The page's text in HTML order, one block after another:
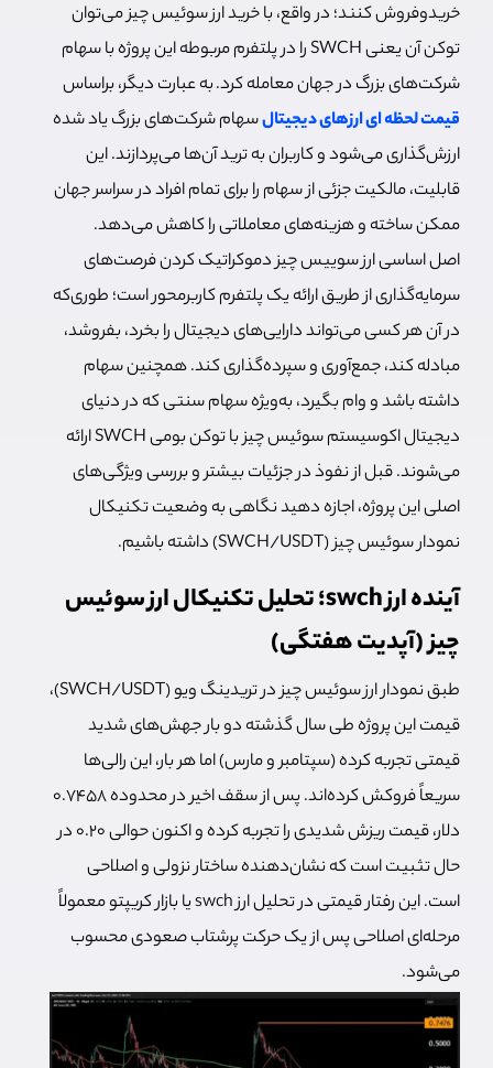
خریدوفروش کنند؛ در واقع، با خرید ارز سوئیس چیز می‌توان
توکن آن یعنی SWCH را در پلتفرم مربوطه این پروژه با سهام
شرکت‌های بزرگ در جهان معامله کرد.به عبارت دیگر، براساس
قیمت لحظه ای ارزهای دیجیتالسهام شرکت‌های بزرگ یاد شده
ارزش‌گذاری می‌شود و کاربران به ترید آن‌ها می‌پردازند. این
قابلیت، مالکیت جزئی از سهام را برای تمام افراد در سراسر جهان
ممکن ساخته و هزینه‌های معاملاتی را کاهش می‌دهد.
اصل اساسی ارز سوییس چیز دموکراتیک کردن فرصت‌های
سرمایه‌گذاری از طریق ارائه یک پلتفرم کاربرمحور است؛ طوری‌که
در آن هر کسی می‌تواند دارایی‌های دیجیتال را بخرد، بفروشد،
مبادله کند، جمع‌آوری و سپرده‌گذاری کند. همچنین سهام
داشته باشد و وام بگیرد، به‌ویژه سهام سنتی که در دنیای
دیجیتال اکوسیستم سوئیس چیز با توکن بومی SWCH ارائه
می‌شوند. قبل از نفوذ در جزئيات بیشتر و بررسی ویژگی‌های
اصلی این پروژه، اجازه دهید نگاهی به وضعیت تکنیکال
نمودار سوئیس چیز (SWCH/USDT) داشته باشیم.
آینده ارز swch؛
تحلیل تکنیکال ارز سوئیس
چیز(آپدیت هفتگی)
طبق نمودار ارز سوئیس چیز در تریدینگ ویو (SWCH/USDT)،
قیمت این پروژه طی سال گذشته دو بار جهش‌های شدید
قیمتی تجربه کرده (سپتامبر و مارس) اما هر بار، این رالی‌ها
سریعاً فروکش کرده‌اند. پس از سقف اخیر در محدوده ۰.۷۴۵۸
دلار، قیمت ریزش شدیدی را تجربه کرده و اکنون حوالی ۰.۲۰ در
حال تثبیت است که نشان‌دهنده ساختار نزولی و اصلاحی
است. این رفتار قیمتی در تحلیل ارز swch یا بازار کریپتو معمولاً
مرحله‌ای اصلاحی پس از یک حرکت پرشتاب صعودی محسوب
می‌شود.